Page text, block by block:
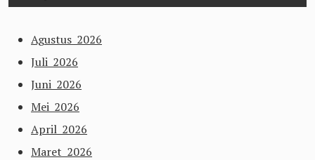
Agustus 2026
Juli 2026
Juni 2026
Mei 2026
April 2026
Maret 2026